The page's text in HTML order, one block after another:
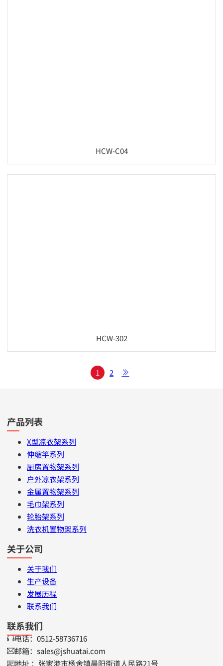
HCW-C04
HCW-302
1 2
产品列表
X型凉衣架系列
伸缩竿系列
厨房置物架系列
户外凉衣架系列
金属置物架系列
毛巾架系列
轮胎架系列
洗衣机置物架系列
关于公司
关于我们
生产设备
发展历程
联系我们
联系我们
电话：0512-58736716
邮箱：sales@jshuatai.com
地址 ：张家港市杨舍镇晨阳街道人民路21号